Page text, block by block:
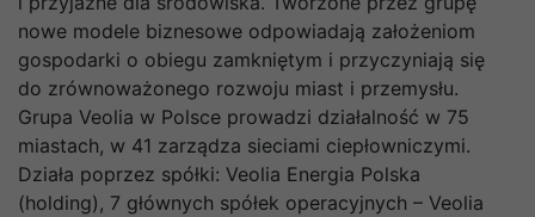
nowe modele biznesowe odpowiadają założeniom
gospodarki o obiegu zamkniętym i przyczyniają się
do zrównoważonego rozwoju miast i przemysłu.
Grupa Veolia w Polsce prowadzi działalność w 75
miastach, w 41 zarządza sieciami ciepłowniczymi.
Działa poprzez spółki: Veolia Energia Polska
(holding), 7 głównych spółek operacyjnych – Veolia